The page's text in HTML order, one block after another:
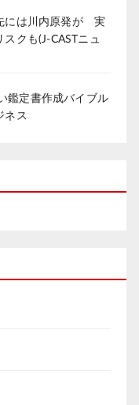
には川内原発が 実
クも(J-CASTニュ
鑑定書作成バイブル
ネス